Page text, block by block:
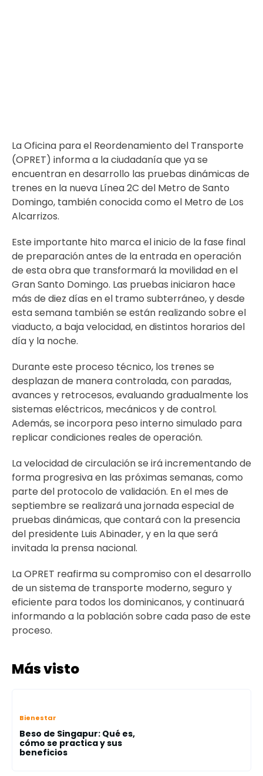
La Oficina para el Reordenamiento del Transporte
(OPRET) informa a la ciudadanía que ya se
encuentran en desarrollo las pruebas dinámicas de
trenes en la nueva Línea 2C del Metro de Santo
Domingo, también conocida como el Metro de Los
Alcarrizos.
Este importante hito marca el inicio de la fase final
de preparación antes de la entrada en operación
de esta obra que transformará la movilidad en el
Gran Santo Domingo. Las pruebas iniciaron hace
más de diez días en el tramo subterráneo, y desde
esta semana también se están realizando sobre el
viaducto, a baja velocidad, en distintos horarios del
día y la noche.
Durante este proceso técnico, los trenes se
desplazan de manera controlada, con paradas,
avances y retrocesos, evaluando gradualmente los
sistemas eléctricos, mecánicos y de control.
Además, se incorpora peso interno simulado para
replicar condiciones reales de operación.
La velocidad de circulación se irá incrementando de
forma progresiva en las próximas semanas, como
parte del protocolo de validación. En el mes de
septiembre se realizará una jornada especial de
pruebas dinámicas, que contará con la presencia
del presidente Luis Abinader, y en la que será
invitada la prensa nacional.
La OPRET reafirma su compromiso con el desarrollo
de un sistema de transporte moderno, seguro y
eficiente para todos los dominicanos, y continuará
informando a la población sobre cada paso de este
proceso.
Más visto
Bienestar
Beso de Singapur: Qué es,
cómo se practica y sus
beneficios